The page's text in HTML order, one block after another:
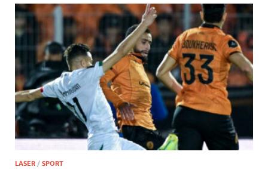
LASER / SPORT